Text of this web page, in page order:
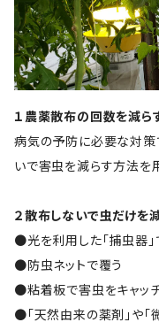
１農薬散布の回数を減ら
病気の予防に必要な対策
いで害虫を減らす方法を
２散布しないで虫だけを
●光を利用した「捕虫器
●防虫ネットで覆う
●粘着板で害虫をキャッ
●「天然由来の薬剤」や